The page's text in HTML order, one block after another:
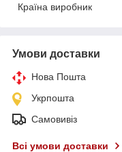
Країна виробник
Умови доставки
Нова Пошта
Укрпошта
Самовивіз
Всі умови доставки